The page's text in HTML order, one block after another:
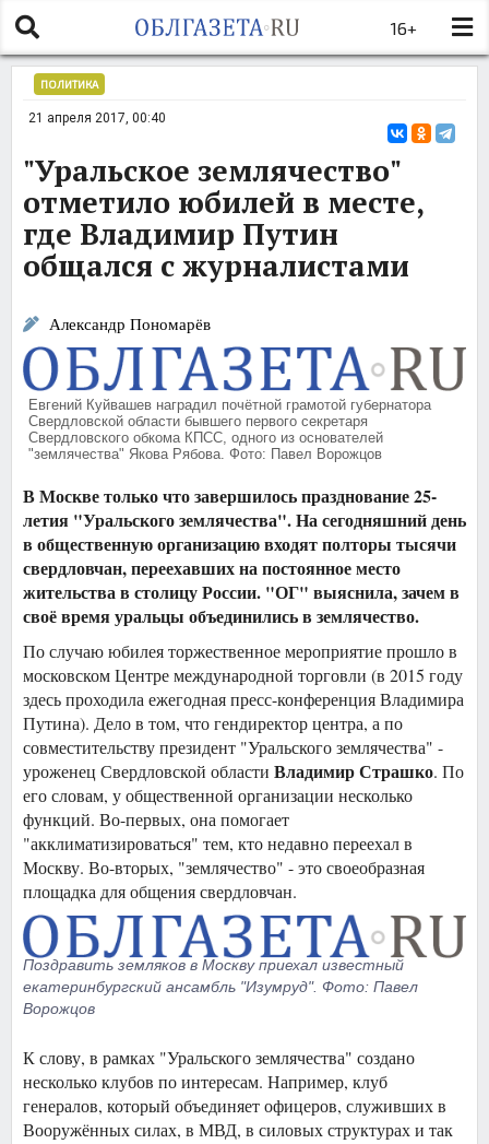
16+
ПОЛИТИКА
21 апреля 2017, 00:40
"Уральское землячество"
отметило юбилей в месте,
где Владимир Путин
общался с журналистами
Александр Пономарёв
Евгений Куйвашев наградил почётной грамотой губернатора
Свердловской области бывшего первого секретаря
Свердловского обкома КПСС, одного из основателей
"землячества" Якова Рябова. Фото: Павел Ворожцов
В Москве только что завершилось празднование 25-
летия "Уральского землячества". На сегодняшний день
в общественную организацию входят полторы тысячи
свердловчан, переехавших на постоянное место
жительства в столицу России. "ОГ" выяснила, зачем в
своё время уральцы объединились в землячество.
По случаю юбилея торжественное мероприятие прошло в
московском Центре международной торговли (в 2015 году
здесь проходила ежегодная пресс-конференция Владимира
Путина). Дело в том, что гендиректор центра, а по
совместительству президент "Уральского землячества" -
уроженец Свердловской области Владимир Страшко. По
его словам, у общественной организации несколько
функций. Во-первых, она помогает
"акклиматизироваться" тем, кто недавно переехал в
Москву. Во-вторых, "землячество" - это своеобразная
площадка для общения свердловчан.
Поздравить земляков в Москву приехал известный
екатеринбургский ансамбль "Изумруд". Фото: Павел
Ворожцов
К слову, в рамках "Уральского землячества" создано
несколько клубов по интересам. Например, клуб
генералов, который объединяет офицеров, служивших в
Вооружённых силах, в МВД, в силовых структурах и так